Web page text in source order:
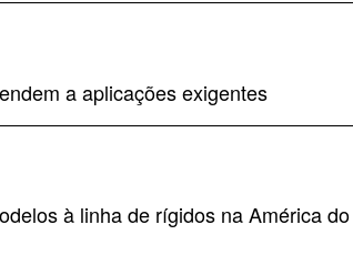
a aplicações exigentes
à linha de rígidos na América do